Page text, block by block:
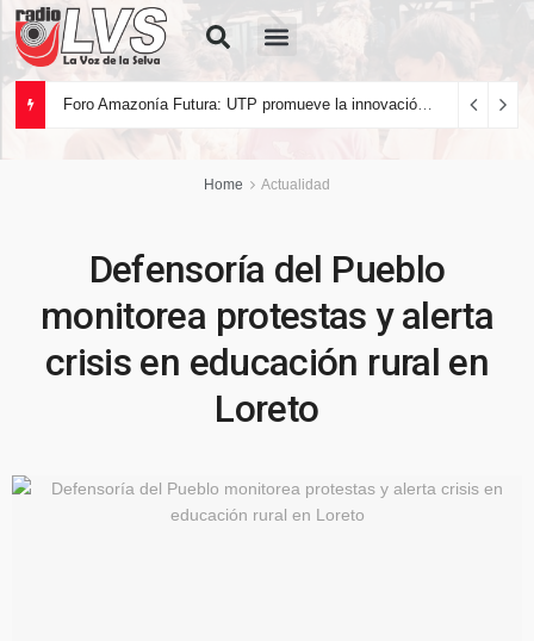
Home Actualidad
Defensoría del Pueblo
monitorea protestas y alerta
crisis en educación rural en
Loreto